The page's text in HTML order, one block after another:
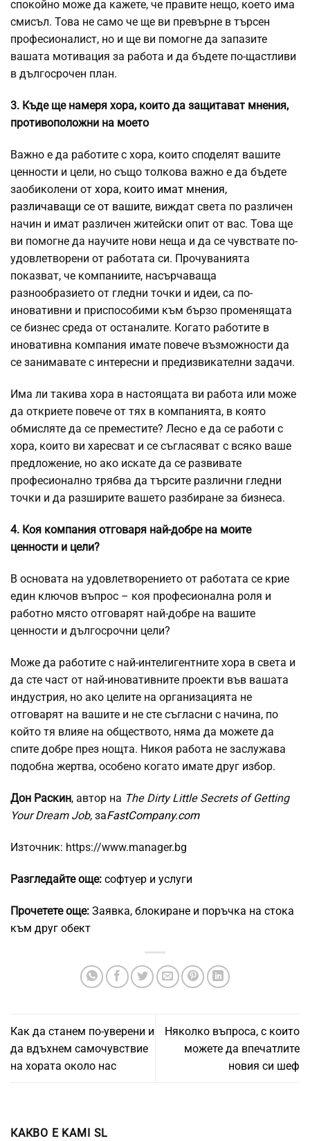
спокойно може да кажете, че правите нещо, което има
смисъл. Това не само че ще ви превърне в търсен
професионалист, но и ще ви помогне да запазите
вашата мотивация за работа и да бъдете по-щастливи
в дългосрочен план.
3. Къде ще намеря хора, които да защитават мнения,
противоположни на моето
Важно е да работите с хора, които споделят вашите
ценности и цели, но също толкова важно е да бъдете
заобиколени от хора, които имат мнения,
различаващи се от вашите, виждат света по различен
начин и имат различен житейски опит от вас. Това ще
ви помогне да научите нови неща и да се чувствате по-
удовлетворени от работата си. Прочуванията
показват, че компаниите, насърчаваща
разнообразието от гледни точки и идеи, са по-
иновативни и приспособими към бързо променящата
се бизнес среда от останалите. Когато работите в
иновативна компания имате повече възможности да
се занимавате с интересни и предизвикателни задачи.
Има ли такива хора в настоящата ви работа или може
да откриете повече от тях в компанията, в която
обмисляте да се преместите? Лесно е да се работи с
хора, които ви харесват и се съгласяват с всяко ваше
предложение, но ако искате да се развивате
професионално трябва да търсите различни гледни
точки и да разширите вашето разбиране за бизнеса.
4. Коя компания отговаря най-добре на моите
ценности и цели?
В основата на удовлетворението от работата се крие
един ключов въпрос – коя професионална роля и
работно място отговарят най-добре на вашите
ценности и дългосрочни цели?
Може да работите с най-интелигентните хора в света и
да сте част от най-иновативните проекти във вашата
индустрия, но ако целите на организацията не
отговарят на вашите и не сте съгласни с начина, по
който тя влияе на обществото, няма да можете да
спите добре през нощта. Никоя работа не заслужава
подобна жертва, особено когато имате друг избор.
Дон Раскин, автор на The Dirty Little Secrets of Getting
Your Dream Job, заFastCompany.com
Източник: https://www.manager.bg
Разгледайте още: софтуер и услуги
Прочетете още: Заявка, блокиране и поръчка на стока
към друг обект
Как да станем по-уверени и
да вдъхнем самочувствие
на хората около нас
Няколко въпроса, с които
можете да впечатлите
новия си шеф
КАКВО Е KAMI SL